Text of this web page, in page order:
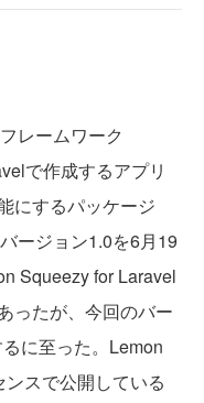
レームワーク
で作成するアプリ
にするパッケージ
ージョン1.0を6月19
Squeezy for Laravel
ったが、今回のバー
に至った。Lemon
スで公開している